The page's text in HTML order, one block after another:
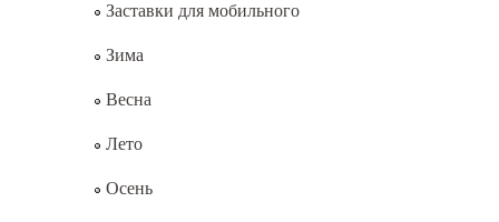
Заставки для мобильного
Зима
Весна
Лето
Осень